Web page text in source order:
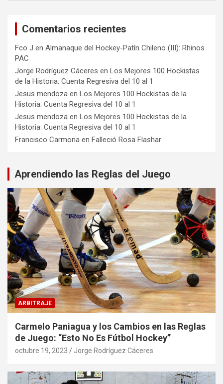
Comentarios recientes
Fco J en Almanaque del Hockey-Patín Chileno (III): Rhinos
PAC
Jorge Rodríguez Cáceres en Los Mejores 100 Hockistas
de la Historia: Cuenta Regresiva del 10 al 1
Jesus mendoza en Los Mejores 100 Hockistas de la
Historia: Cuenta Regresiva del 10 al 1
Jesus mendoza en Los Mejores 100 Hockistas de la
Historia: Cuenta Regresiva del 10 al 1
Francisco Carmona en Falleció Rosa Flashar
Aprendiendo las Reglas del Juego
ARBITRAJE
Carmelo Paniagua y los Cambios en las Reglas
de Juego: “Esto No Es Fútbol Hockey”
octubre 19, 2023 Jorge Rodríguez Cáceres